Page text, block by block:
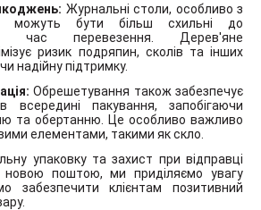
Журнальні столи, особливо з
можуть бути більш схильні до
час перевезення. Дерев'яне
ризик подряпин, сколів та інших
надійну підтримку.
Обрешетування також забезпечує
всередині пакування, запобігаючи
та обертанню. Це особливо важливо
елементами, такими як скло.
упаковку та захист при відправці
новою поштою, ми приділяємо увагу
забезпечити клієнтам позитивний